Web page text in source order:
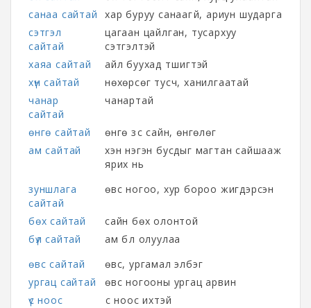
санаа сайтай
хар буруу санаагүй, ариун шударга
сэтгэл
сайтай
цагаан цайлган, тусархуу
сэтгэлтэй
хаяа сайтай
айл буухад түшигтэй
хүн сайтай
нөхөрсөг тусч, ханилгаатай
чанар
сайтай
чанартай
өнгө сайтай
өнгө зүс сайн, өнгөлөг
ам сайтай
хэн нэгэн бусдыг магтан сайшааж
ярих нь
зуншлага
сайтай
өвс ногоо, хур бороо жигдэрсэн
бөх сайтай
сайн бөх олонтой
бүл сайтай
ам бүл олуулаа
өвс сайтай
өвс, ургамал элбэг
ургац сайтай
өвс ногооны ургац арвин
үс ноос
үс ноос ихтэй